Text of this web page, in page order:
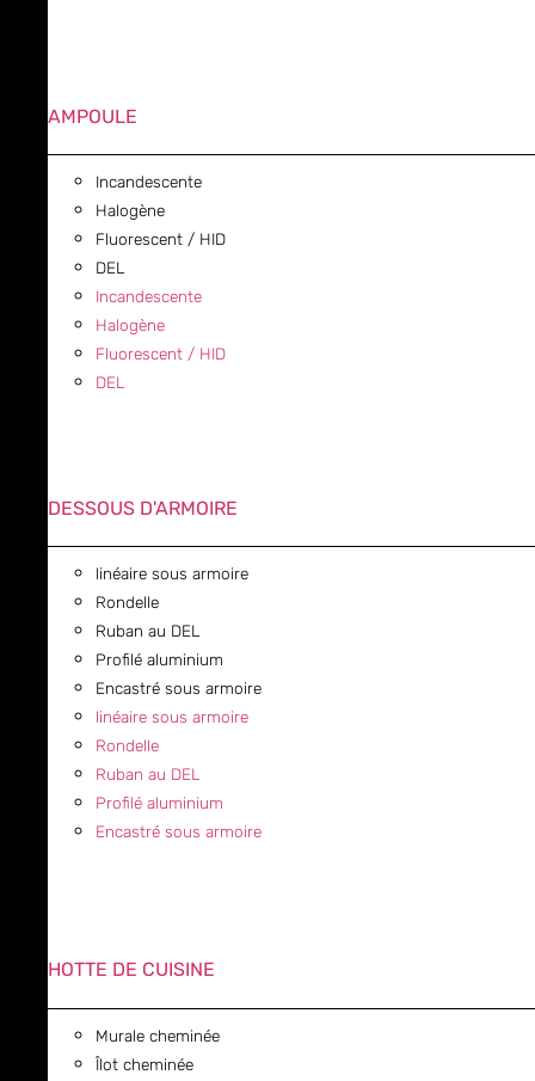
AMPOULE
Incandescente
Halogène
Fluorescent / HID
DEL
Incandescente
Halogène
Fluorescent / HID
DEL
DESSOUS D'ARMOIRE
linéaire sous armoire
Rondelle
Ruban au DEL
Profilé aluminium
Encastré sous armoire
linéaire sous armoire
Rondelle
Ruban au DEL
Profilé aluminium
Encastré sous armoire
HOTTE DE CUISINE
Murale cheminée
Îlot cheminée